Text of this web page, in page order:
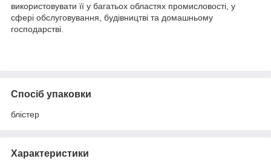
використовувати її у багатьох областях промисловості, у
сфері обслуговування, будівництві та домашньому
господарстві.
Спосіб упаковки
блістер
Характеристики